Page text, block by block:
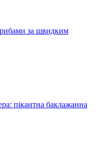
за швидким
пікантна баклажанна